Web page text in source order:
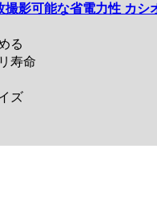
影可能な省電力性 カシ
る
寿命
ズ